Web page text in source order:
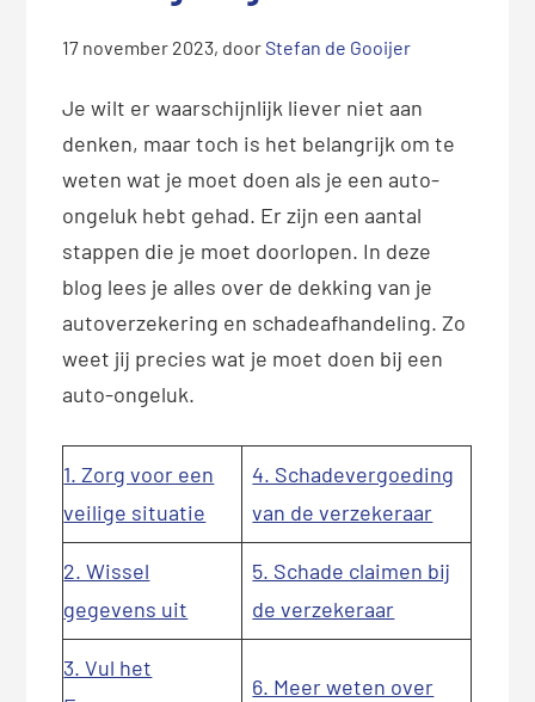
17 november 2023, doorStefan de Gooijer
Je wilt er waarschijnlijk liever niet aan
denken, maar toch is het belangrijk om te
weten wat je moet doen als je een auto-
ongeluk hebt gehad. Er zijn een aantal
stappen die je moet doorlopen. In deze
blog lees je alles over de dekking van je
autoverzekering en schadeafhandeling. Zo
weet jij precies wat je moet doen bij een
auto-ongeluk.
1. Zorg voor een
veilige situatie
4. Schadevergoeding
van de verzekeraar
2. Wissel
gegevens uit
5. Schade claimen bij
de verzekeraar
3. Vul het
6. Meer weten over